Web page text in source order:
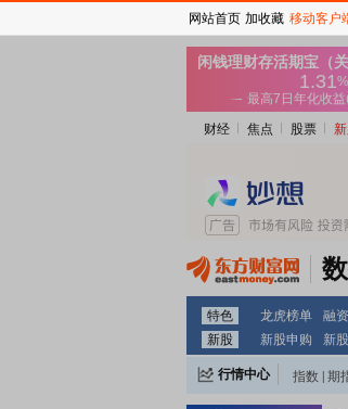
财经 焦点 股票
特色 龙虎榜单 融
新股
新股申购 新
行情中心 指数 期
网站首页 加收藏 移动客户